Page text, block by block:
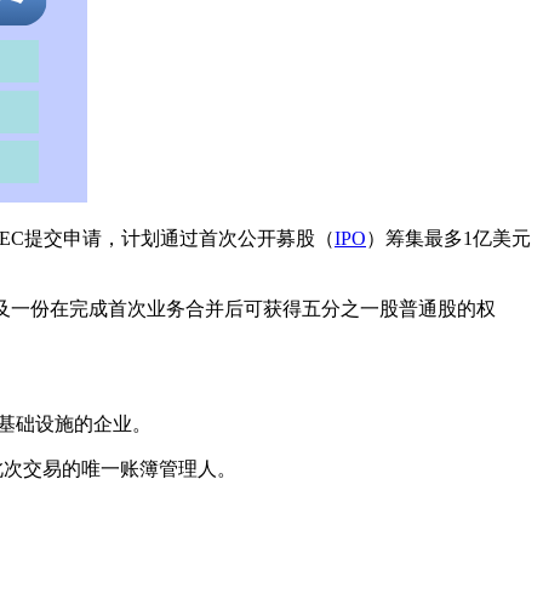
提交申请，计划通过首次公开募股（IPO）筹集最多1亿美元
一份在完成首次业务合并后可获得五分之一股普通股的权
础设施的企业。
交易的唯一账簿管理人。